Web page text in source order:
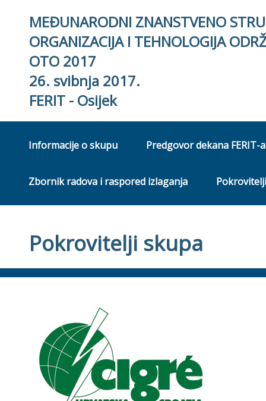
MEĐUNARODNI ZNANSTVENO
ORGANIZACIJA I TEHNOLOGIJA
OTO 2017
26. svibnja 2017.
FERIT - Osijek
Informacije o skupu Predgovor dekana FERIT-a
Zbornik radova i raspored izlaganja
Pokrovitelji skupa